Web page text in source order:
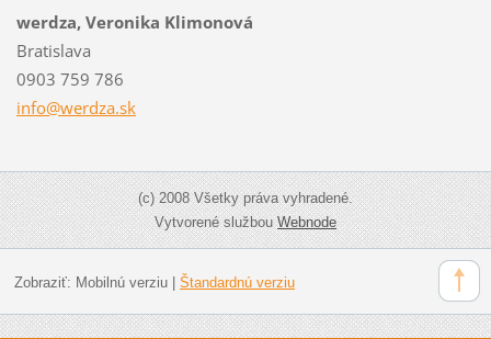
werdza, Veronika Klimonová
Bratislava
0903 759 786
info@werdza.sk
(c) 2008 Všetky práva vyhradené.
Vytvorené službouWebnode
Zobraziť: Mobilnú verziu| Štandardnú verziu